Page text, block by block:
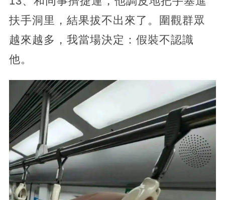
扶手洞里，結果拔不出來了。圍觀群眾
越來越多，我當場決定：假裝不認識
他。